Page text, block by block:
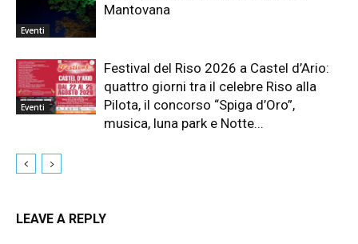
Eventi
Mantovana
Eventi
Festival del Riso 2026 a Castel d’Ario:
quattro giorni tra il celebre Riso alla
Pilota, il concorso “Spiga d’Oro”,
musica, luna park e Notte...
LEAVE A REPLY